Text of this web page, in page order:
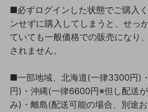
■必ずログインした状態でご購入
ンせずに購入してしまうと、せっ
ていても一般価格での販売になり
されません。
■一部地域、北海道(一律3300円)
円)・沖縄(一律6600円※但し配送
み)・離島(配送可能の場合、別途